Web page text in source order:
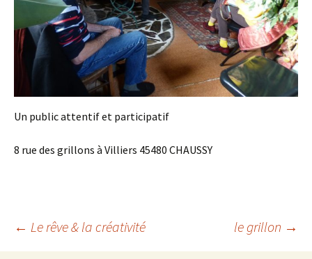
Un public attentif et participatif
8 rue des grillons à Villiers 45480 CHAUSSY
Navigation
← Le rêve & la créativité le grillon →